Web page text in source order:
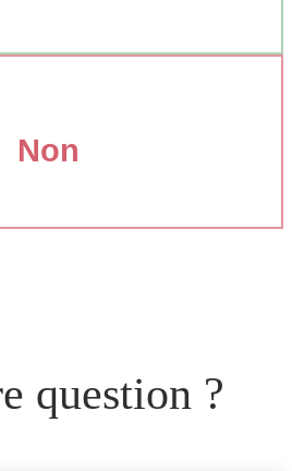
Non
question ?